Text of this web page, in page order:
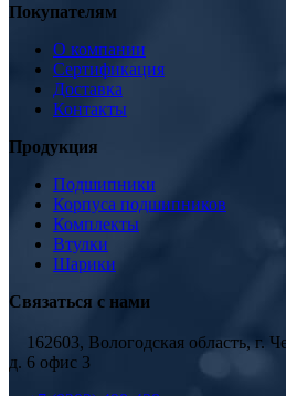
Покупателям
О компании
Сертификация
Доставка
Контакты
Продукция
Подшипники
Корпуса подшипников
Комплекты
Втулки
Шарики
Связаться с нами
162603, Вологодская область, г.
д. 6 офис 3